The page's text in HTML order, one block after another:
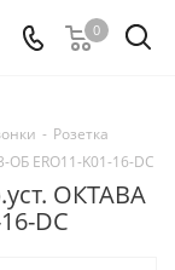
0
- Розетка
ERO11-K01-16-DC
ОКТАВА
DC